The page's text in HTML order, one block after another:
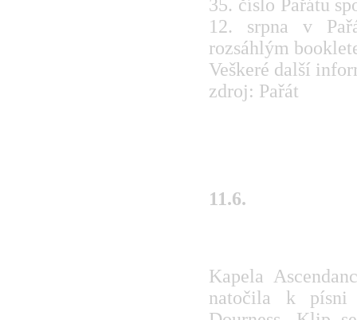
35. číslo Pařátu
12. srpna v
rozsáhlým
Veškeré další
zdroj: Pařát
11.6.
Kapela
natočila k písni